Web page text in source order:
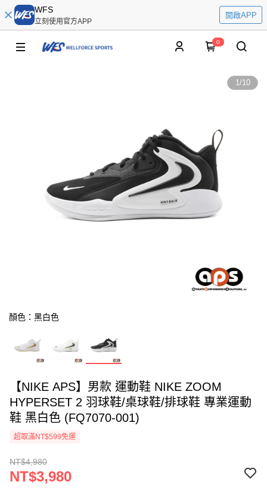
WFS
立刻使用官方APP
開啟APP
0
1/10
顏色：黑白色
【NIKE APS】男款 運動鞋 NIKE ZOOM
HYPERSET 2 羽球鞋/桌球鞋/排球鞋 專業運動
鞋 黑白色 (FQ7070-001)
超取滿NT$599免運
NT$4,980
NT$3,980